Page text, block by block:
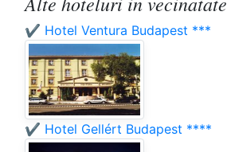
✔️ Hotel Ventura Budapest ***
✔️ Hotel Gellért Budapest ****